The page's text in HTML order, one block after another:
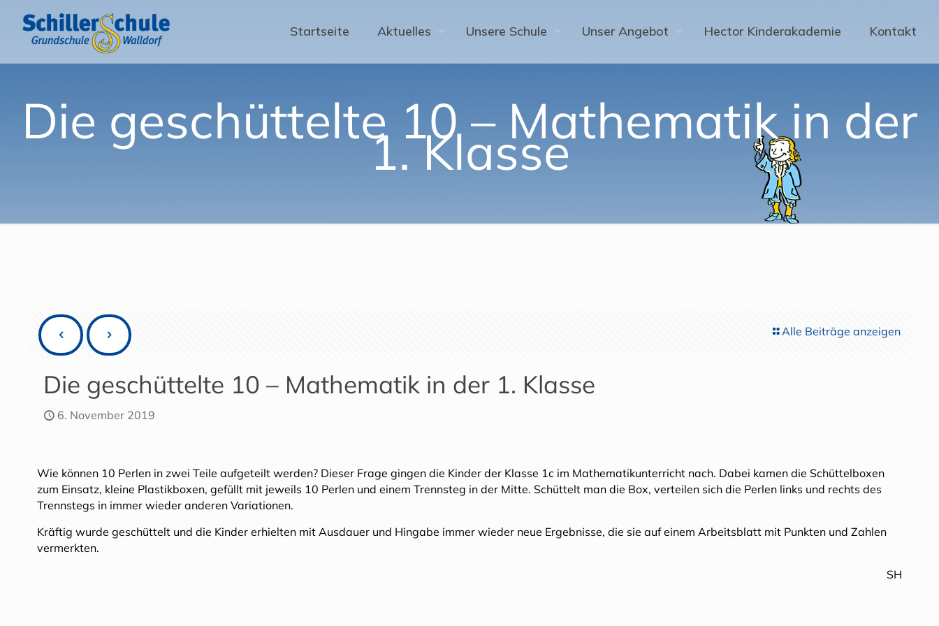
Startseite Aktuelles Unsere Schule Unser Angebot Hector Kinderakademie Kontakt
Die geschüttelte 10 – Mathematik in der
1. Klasse
Alle Beiträge anzeigen
Die geschüttelte 10 – Mathematik in der 1. Klasse
6. November 2019
Wie können 10 Perlen in zwei Teile aufgeteilt werden? Dieser Frage gingen die Kinder der Klasse 1c im Mathematikunterricht nach. Dabei kamen die Schüttelboxen
zum Einsatz, kleine Plastikboxen, gefüllt mit jeweils 10 Perlen und einem Trennsteg in der Mitte. Schüttelt man die Box, verteilen sich die Perlen links und rechts des
Trennstegs in immer wieder anderen Variationen.
Kräftig wurde geschüttelt und die Kinder erhielten mit Ausdauer und Hingabe immer wieder neue Ergebnisse, die sie auf einem Arbeitsblatt mit Punkten und Zahlen
vermerkten.
SH